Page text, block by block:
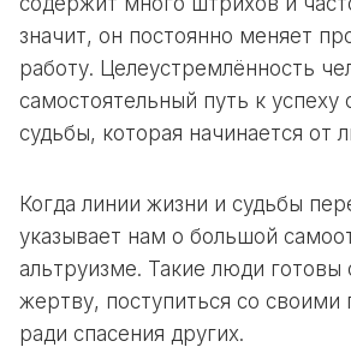
значит, он постоянно меняет
работу. Целеустремлённость
самостоятельный путь к успеху
судьбы, которая начинается от
Когда линии жизни и судьбы
указывает нам о большой
альтруизме. Такие люди готовы
жертву, поступиться со своими
ради спасения других.